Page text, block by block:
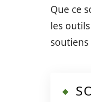
Que ce
les
soutiens